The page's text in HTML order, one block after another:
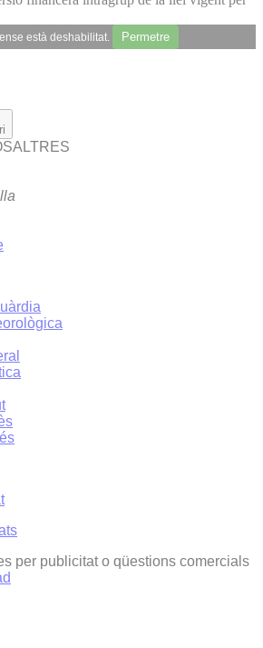
està deshabilitat. Permetre
per publicitat o qüestions comercials